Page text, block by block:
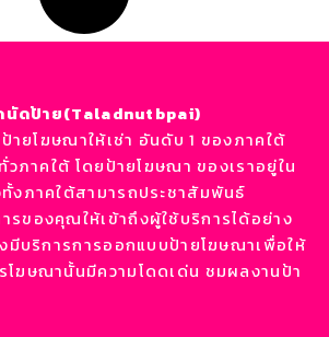
นัดป้าย(Taladnutbpai)
ายโฆษณาให้เช่า อันดับ 1 ของภาคใต้
วภาคใต้ โดยป้ายโฆษณา ของเราอยู่ใน
งภาคใต้สามารถประชาสัมพันธ์
ของคุณให้เข้าถึงผู้ใช้บริการได้อย่าง
มีบริการการออกแบบป้ายโฆษณาเพื่อให้
ฆษณานั้นมีความโดดเด่น ชมผลงานป้า